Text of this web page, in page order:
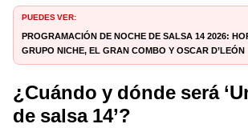
PUEDES VER:
Programación de Noche de Salsa 14 2026:
Grupo Niche, El Gran Combo y Oscar D’León
¿Cuándo y dónde será
de salsa 14’?